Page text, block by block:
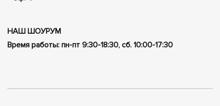
НАШ ШОУРУМ
Время работы: пн-пт 9:30-18:30, сб. 10:00-17:30